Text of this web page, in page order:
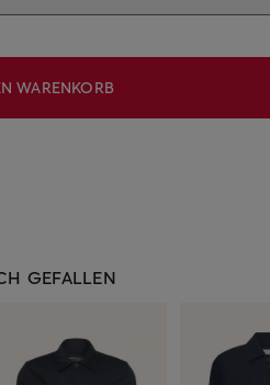
WARENKORB
GEFALLEN